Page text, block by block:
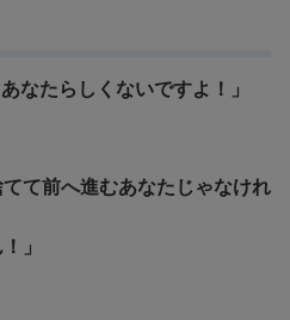
なたらしくないですよ！」
てて前へ進むあなたじゃなけれ
」